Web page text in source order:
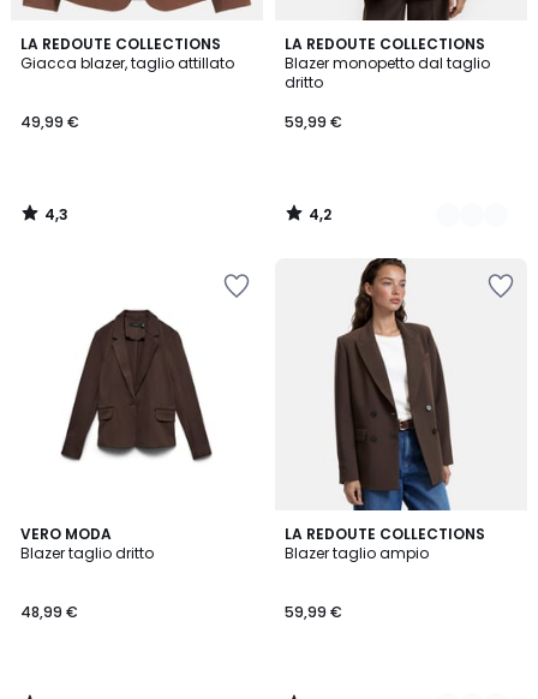
LA REDOUTE COLLECTIONS
Giacca blazer, taglio attillato
49,99 €
4,3
/ 5
4,3
/
LA REDOUTE COLLECTIONS
Blazer monopetto dal taglio
dritto
59,99 €
4,2
/ 5
2
Colori
4,2
/
VERO MODA
Blazer taglio dritto
48,99 €
4,3
/ 5
LA REDOUTE COLLECTIONS
Blazer taglio ampio
59,99 €
4,5
/ 5
2
Colori